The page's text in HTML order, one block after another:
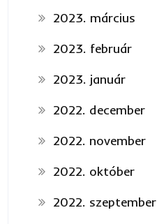
2023. március
2023. február
2023. január
2022. december
2022. november
2022. október
2022. szeptember